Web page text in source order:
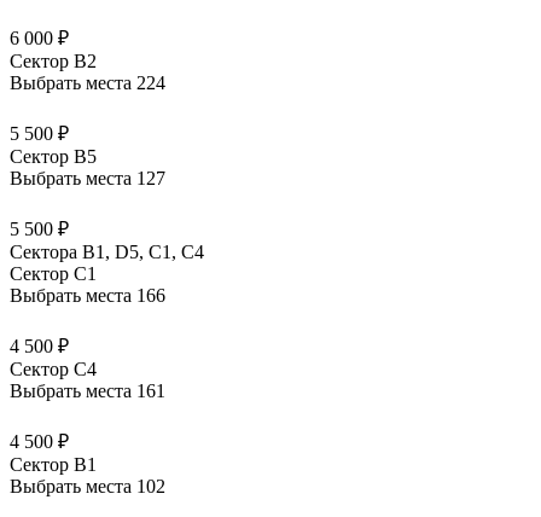
6 000 ₽
Сектор B2
Выбрать места 224
5 500 ₽
Сектор B5
Выбрать места 127
5 500 ₽
Сектора В1, D5, С1, С4
Сектор C1
Выбрать места 166
4 500 ₽
Сектор C4
Выбрать места 161
4 500 ₽
Сектор B1
Выбрать места 102